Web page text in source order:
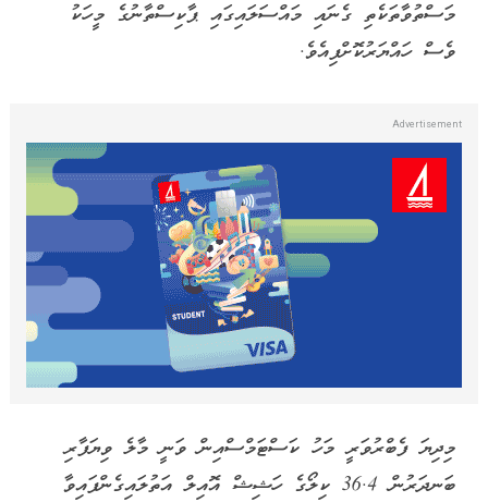
މަސްތުވާތަކެތި ގެނައި މައްސަލައިގައި ޕާކިސްތާނުގެ މީހަކު
ވެސް ހައްޔަރުކޮށްފިއެވެ.
މިދިޔަ ފެބްރުވަރީ މަހު ކަސްޓަމްސްއިން ވަނީ މާލެ ވިޔަފާރި
ބަނދަރުން 36.4 ކިލޯގެ ހަޝިޝް އޮއިލް އަތުލައިގެންފައިވާ